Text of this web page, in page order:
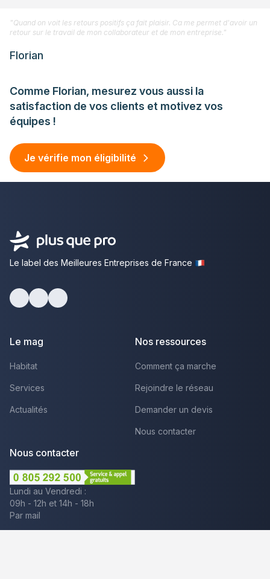
Comme Florian, mesurez vous aussi la
satisfaction de vos clients et motivez vos
équipes !
Je vérifie mon éligibilité
"Quand on voit les retours positifs ça fait plaisir. Ca me permet d'avoir un
retour sur le travail de mon collaborateur et de mon entreprise."
Florian
Le label des Meilleures Entreprises de France
Le mag
Habitat
Services
Actualités
Nos ressources
Comment ça marche
Rejoindre le réseau
Demander un devis
Nous contacter
Nous contacter
Lundi au Vendredi :
09h - 12h et 14h - 18h
Par mail